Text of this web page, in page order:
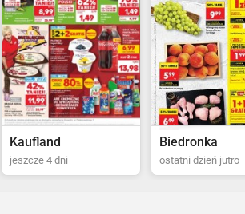
Kaufland
jeszcze 4 dni
Biedronka
ostatni dzień jutro